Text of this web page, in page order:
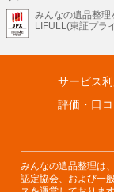
LIFULL HOME'Sの
不動産・住宅
不動産査定 マンシ
不動産アーカイブ
不動産用語集 住ま
アプリ
みんなの遺品整
LIFULL(東証プラ
サービス
評価・口
みんなの遺品整理は
認定協会、および一